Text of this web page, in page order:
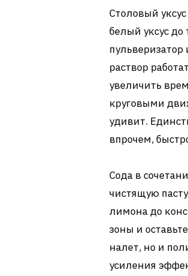
Столовый
белый уксус до
раствор
увеличить
круговыми
удивит.
впрочем,
Сода в
чистящую
лимона до
зоны и
налет, но и
усиления